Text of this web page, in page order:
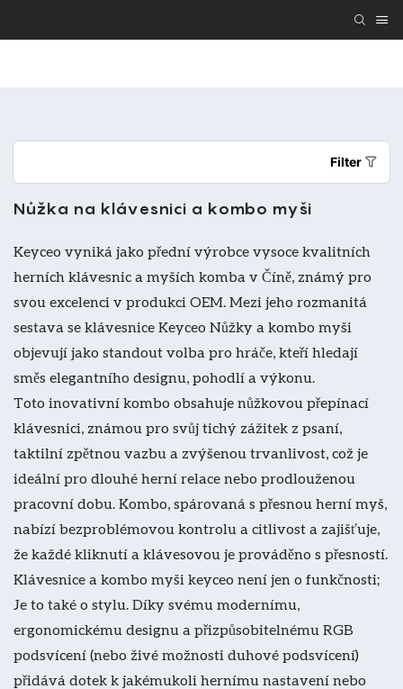
Filter
Nůžka na klávesnici a kombo myši
Keyceo vyniká jako přední výrobce vysoce kvalitních
herních klávesnic a myších komba v Číně, známý pro
svou excelenci v produkci OEM. Mezi jeho rozmanitá
sestava se klávesnice Keyceo Nůžky a kombo myši
objevují jako standout volba pro hráče, kteří hledají
směs elegantního designu, pohodlí a výkonu.
Toto inovativní kombo obsahuje nůžkovou přepínací
klávesnici, známou pro svůj tichý zážitek z psaní,
taktilní zpětnou vazbu a zvýšenou trvanlivost, což je
ideální pro dlouhé herní relace nebo prodlouženou
pracovní dobu. Kombo, spárovaná s přesnou herní myš,
nabízí bezproblémovou kontrolu a citlivost a zajišťuje,
že každé kliknutí a klávesovou je prováděno s přesností.
Klávesnice a kombo myši keyceo není jen o funkčnosti;
Je to také o stylu. Díky svému modernímu,
ergonomickému designu a přizpůsobitelnému RGB
podsvícení (nebo živé možnosti duhové podsvícení)
přidává dotek k jakémukoli hernímu nastavení nebo